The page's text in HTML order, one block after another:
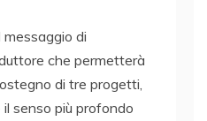
messaggio di
che permetterà
di tre progetti,
senso più profondo